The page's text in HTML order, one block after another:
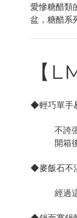
愛慘糖醋類
盆，糖醋系
【
◆輕巧單手
不誇
開箱
◆麥飯石不
經過